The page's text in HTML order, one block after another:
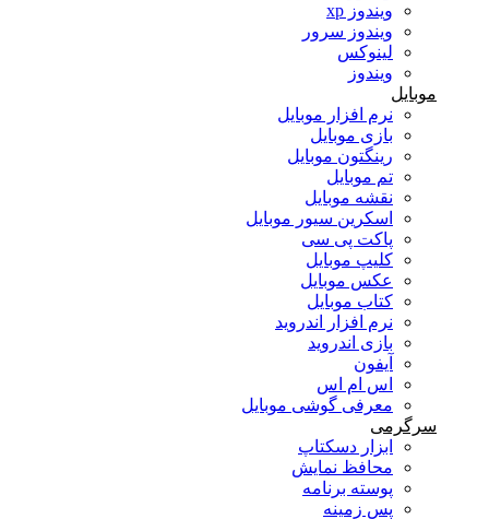
ویندوز xp
ویندوز سرور
لینوکس
ویندوز
موبایل
نرم افزار موبایل
بازی موبایل
رینگتون موبایل
تم موبایل
نقشه موبایل
اسکرین سیور موبایل
پاکت پی سی
کلیپ موبایل
عکس موبایل
کتاب موبایل
نرم افزار اندروید
بازی اندروید
آیفون
اس ام اس
معرفی گوشی موبایل
سرگرمی
ابزار دسکتاپ
محافظ نمایش
پوسته برنامه
پس زمینه